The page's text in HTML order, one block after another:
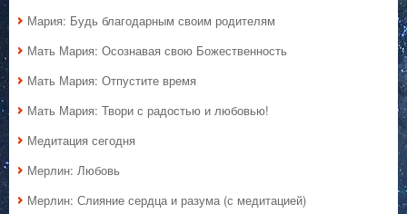
Мария: Будь благодарным своим родителям
Мать Мария: Осознавая свою Божественность
Мать Мария: Отпустите время
Мать Мария: Твори с радостью и любовью!
Медитация сегодня
Мерлин: Любовь
Мерлин: Слияние сердца и разума (с медитацией)